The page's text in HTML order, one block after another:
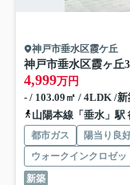
神戸市垂水区霞ケ丘
神戸市垂水区霞ヶ丘
4,999万円
- / 103.09㎡ / 4LDK /新
山陽本線「垂水」駅
都市ガス 陽当り良
ウォークインクロゼッ
新築